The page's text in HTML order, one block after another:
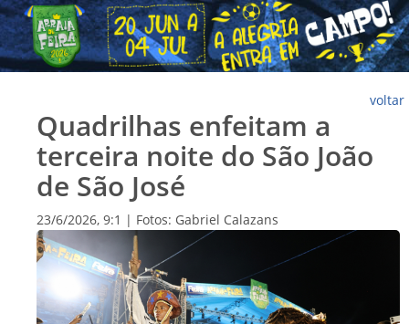
voltar
Quadrilhas enfeitam a
terceira noite do São João
de São José
23/6/2026, 9:1 | Fotos: Gabriel Calazans